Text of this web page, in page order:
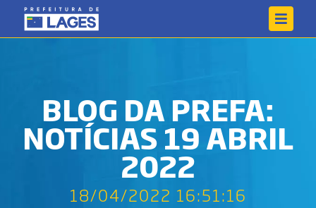
BLOG DA PREFA:
NOTÍCIAS 19 ABRIL
2022
18/04/2022 16:51:16